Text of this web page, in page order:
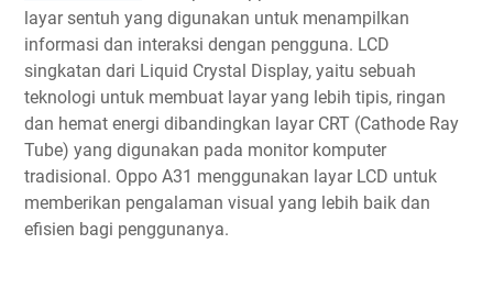
layar sentuh yang digunakan untuk menampilkan
informasi dan interaksi dengan pengguna. LCD
singkatan dari Liquid Crystal Display, yaitu sebuah
teknologi untuk membuat layar yang lebih tipis, ringan
dan hemat energi dibandingkan layar CRT (Cathode Ray
Tube) yang digunakan pada monitor komputer
tradisional. Oppo A31 menggunakan layar LCD untuk
memberikan pengalaman visual yang lebih baik dan
efisien bagi penggunanya.